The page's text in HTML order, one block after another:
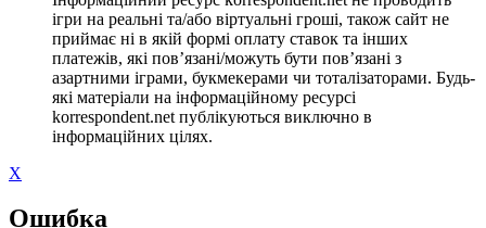
ігри на реальні та/або віртуальні гроші, також сайт не
приймає ні в якій формі оплату ставок та інших
платежів, які пов’язані/можуть бути пов’язані з
азартними іграми, букмекерами чи тоталізаторами. Будь-
які матеріали на інформаційному ресурсі
korrespondent.net публікуються виключно в
інформаційних цілях.
X
Ошибка